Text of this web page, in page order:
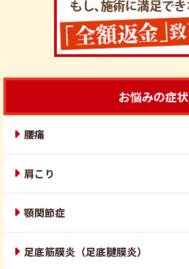
お悩みの症状
腰痛
肩こり
顎関節症
足底筋膜炎（足底腱膜炎）